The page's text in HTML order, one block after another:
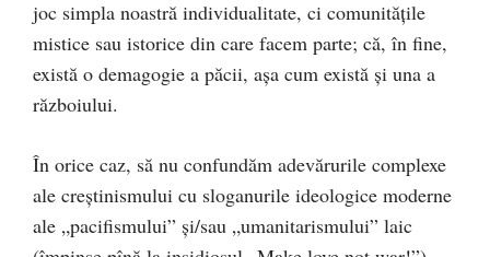
joc simpla noastră individualitate, ci comunităţile
mistice sau istorice din care facem parte; că, în fine,
există o demagogie a păcii, aşa cum există şi una a
războiului.
În orice caz, să nu confundăm adevărurile complexe
ale creştinismului cu sloganurile ideologice moderne
ale „pacifismului” şi/sau „umanitarismului” laic